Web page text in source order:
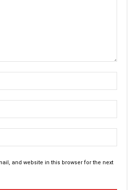
and website in this browser for the next